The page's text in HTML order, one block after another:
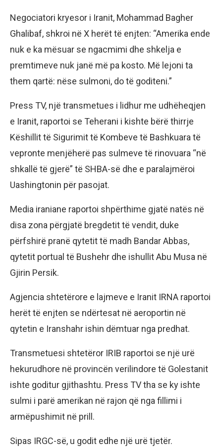
Negociatori kryesor i Iranit, Mohammad Bagher
Ghalibaf, shkroi në X herët të enjten: “Amerika ende
nuk e ka mësuar se ngacmimi dhe shkelja e
premtimeve nuk janë më pa kosto. Më lejoni ta
them qartë: nëse sulmoni, do të goditeni.”
Press TV, një transmetues i lidhur me udhëheqjen
e Iranit, raportoi se Teherani i kishte bërë thirrje
Këshillit të Sigurimit të Kombeve të Bashkuara të
vepronte menjëherë pas sulmeve të rinovuara “në
shkallë të gjerë” të SHBA-së dhe e paralajmëroi
Uashingtonin për pasojat.
Media iraniane raportoi shpërthime gjatë natës në
disa zona përgjatë bregdetit të vendit, duke
përfshirë pranë qytetit të madh Bandar Abbas,
qytetit portual të Bushehr dhe ishullit Abu Musa në
Gjirin Persik.
Agjencia shtetërore e lajmeve e Iranit IRNA raportoi
herët të enjten se ndërtesat në aeroportin në
qytetin e Iranshahr ishin dëmtuar nga predhat.
Transmetuesi shtetëror IRIB raportoi se një urë
hekurudhore në provincën verilindore të Golestanit
ishte goditur gjithashtu. Press TV tha se ky ishte
sulmi i parë amerikan në rajon që nga fillimi i
armëpushimit në prill.
Sipas IRGC-së, u godit edhe një urë tjetër.